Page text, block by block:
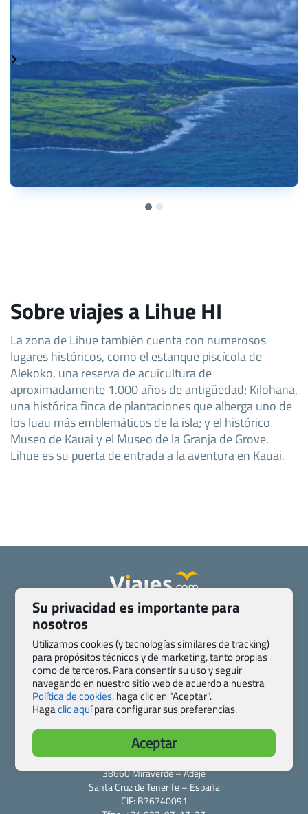
Sobre viajes a Lihue HI
La zona de Lihue también cuenta con numerosos
lugares históricos, como el estanque piscícola de
Alekoko, una reserva de acuicultura de
aproximadamente 1.000 años de antigüedad; Kilohana,
una histórica finca de plantaciones que alberga uno de
los luau más emblemáticos de la isla; y el histórico
Museo de Kauai y el Museo de la Granja de Grove.
Lihue es su puerta de entrada a la aventura en Kauai.
Quienes somos
Contacto
Pasaporte, Visado, Salud y otras disposiciones específicas
Blog de Viajes.com
Registro de agencias
Preguntas frecuentes
Condiciones generales
Política de privacidad y cookies
Transparencia
Todas las páginas – sitemap
Viajes.com
Last Minute Express S.L.U.
c/ Drago, CC HLS, Local 13
38660 Miraverde – Adeje
Santa Cruz de Tenerife – España
CIF: B76740091
Su privacidad es importante para
nosotros
Utilizamos cookies (y tecnologías similares de tracking)
para propósitos técnicos y de marketing, tanto propias
como de terceros. Para consentir su uso y seguir
navegando en nuestro sitio web de acuerdo a nuestra
Política de cookies,haga clic en "Aceptar".
Hagaclic aquípara configurar sus preferencias.
Aceptar